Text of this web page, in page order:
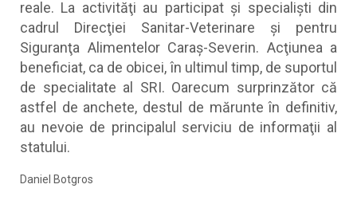
reale. La activităţi au participat şi specialişti din
cadrul Direcţiei Sanitar-Veterinare şi pentru
Siguranţa Alimentelor Caraş-Severin. Acţiunea a
beneficiat, ca de obicei, în ultimul timp, de suportul
de specialitate al SRI. Oarecum surprinzător că
astfel de anchete, destul de mărunte în definitiv,
au nevoie de principalul serviciu de informaţii al
statului.
Daniel Botgros